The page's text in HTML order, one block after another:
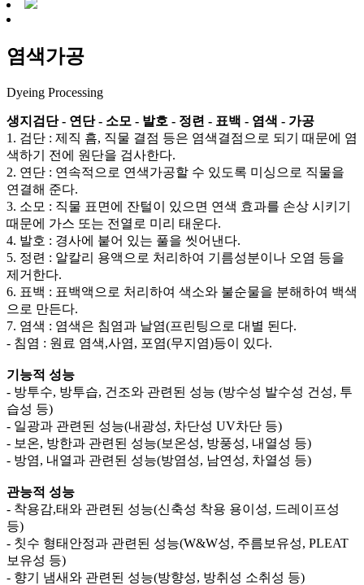
염색가공
Dyeing Processing
생지검단 - 연단 - 소모 - 발호 - 정련 - 표백 - 염색 - 가공
1. 검단 : 제직 흠, 직물 결점 등은 염색결점으로 되기 때문에 염
색하기 전에 원단을 검사한다.
2. 연단 : 연속적으로 연색가공할 수 있도록 미싱으로 직물을
연결해 준다.
3. 소모 : 직물 표면에 잔털이 있으면 연색 효과를 손상 시키기
때문에 가스 또는 전열로 미리 태운다.
4. 발호 : 경사에 붙어 있는 풀을 씻어낸다.
5. 정련 : 알칼리 용액으로 처리하여 기름성분이나 오염 등을
제거한다.
6. 표백 : 표백액으로 처리하여 색소와 불순물을 분해하여 백색
으로 만든다.
7. 염색 : 염색은 침염과 날염(프린팅으로 대별 된다.
- 침염 : 원료 염색,사염, 포염(무지염)등이 있다.
기능적 성능
- 방투수, 방투습, 건조와 관련된 성능 (방수성 발수성 건성, 투
습성 등)
- 일광과 관련된 성능(내광성, 차단성 UV차단 등)
- 보온, 방한과 관련된 성능(보온성, 방풍성, 내열성 등)
- 방염, 내열과 관련된 성능(방염성, 남연성, 차열성 등)
관능적 성능
- 착용감,태와 관련된 성능(신축성 착용 용이성, 드레이프성
등)
- 칫수 형태안정과 관련된 성능(W&W성, 주름보유성, PLEAT
보유성 등)
- 향기 냄새와 관련된 성능(방향성, 방취성 소취성 등)